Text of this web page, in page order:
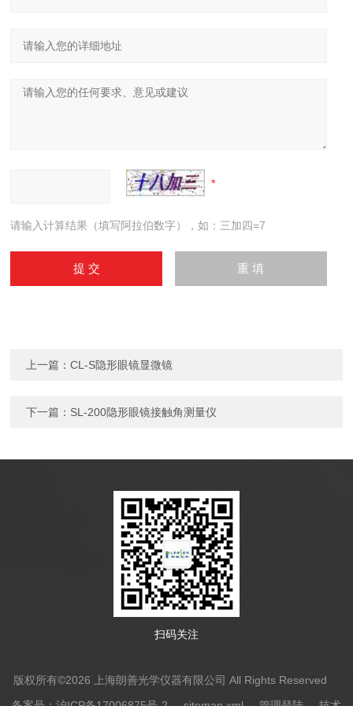
请输入计算结果（填写阿拉伯数字），如：三加四=7
上一篇：CL-S隐形眼镜显微镜
下一篇： SL-200隐形眼镜接触角测量仪
扫码关注
版权所有©2026 上海朗善光学仪器有限公司 All Rights Reserved